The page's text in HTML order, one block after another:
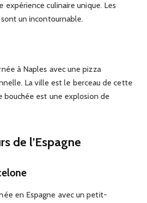
expérience culinaire unique. Les
un incontournable.
à Naples avec une pizza
La ville est le berceau de cette
bouchée est une explosion de
de l’Espagne
en Espagne avec un petit-